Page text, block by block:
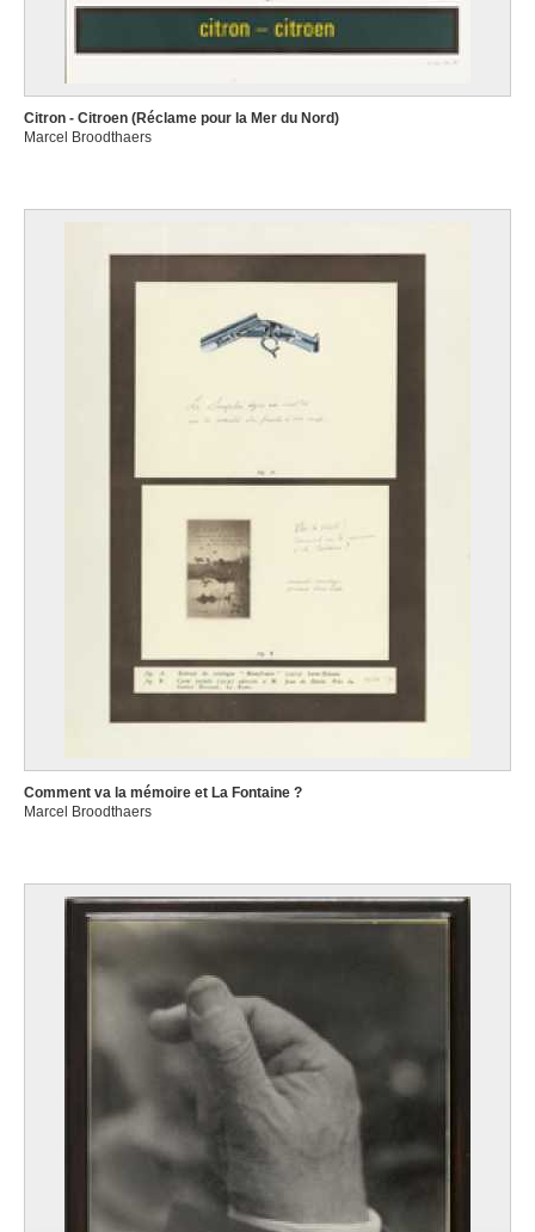
Citron - Citroen (Réclame pour la Mer du Nord)
Marcel Broodthaers
Comment va la mémoire et La Fontaine ?
Marcel Broodthaers